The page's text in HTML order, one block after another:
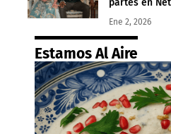
partes en
Ene 2, 2026
Estamos Al Aire